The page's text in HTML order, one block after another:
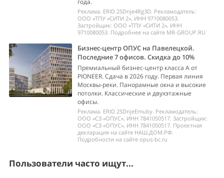
года.
Реклама. ERID 2SDnje4Rg3D. Рекламодатель:
ООО «ТПУ «СИТИ 2», ИНН 9710080053.
Застройщик: ООО «ТПУ «СИТИ 2», ИНН
9710080053. Подробнее на сайте MR-GROUP.RU
Бизнес-центр ОПУС на Павелецкой.
Последние 7 офисов. Скидка до 10%
Премиальный бизнес-центр класса А от
PIONEER. Сдача в 2026 году. Первая линия
Москвы-реки. Панорамные окна и высокие
потолки. Классические и двухэтажные
офисы.
Реклама. ERID 2SDnjeEmuby. Рекламодатель:
ООО «СЗ «ОПУС», ИНН 7841050517. Застройщик:
ООО «СЗ «ОПУС», ИНН 7841050517. Проектная
декларация на сайте НАШ.ДОМ.РФ.
Подробности на сайте opus-bc.ru
Пользователи часто ищут...